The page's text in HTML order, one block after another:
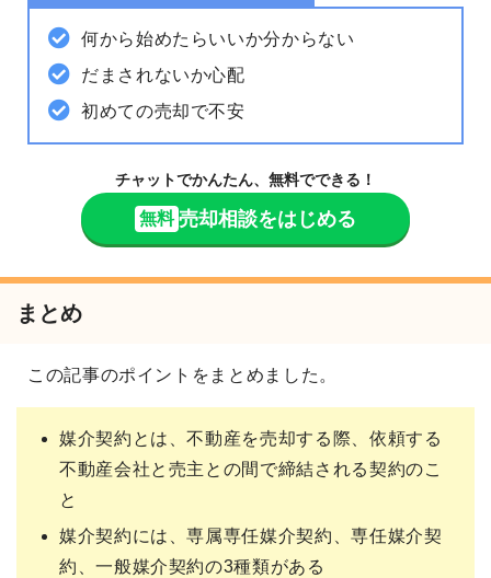
何から始めたらいいか分からない
だまされないか心配
初めての売却で不安
チャットでかんたん、無料でできる！
無料 売却相談をはじめる
まとめ
この記事のポイントをまとめました。
媒介契約とは、不動産を売却する際、依頼する
不動産会社と売主との間で締結される契約のこ
と
媒介契約には、専属専任媒介契約、専任媒介契
約、一般媒介契約の3種類がある